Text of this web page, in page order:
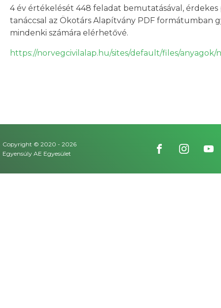
4 év értékelését 448 feladat bemutatásával, érdekes
tanáccsal az Ökotárs Alapítvány PDF formátumban
mindenki számára elérhetővé.
https://norvegcivilalap.hu/sites/default/files/
Copyright © 2020 - 2026
Egyensúly AE Egyesület